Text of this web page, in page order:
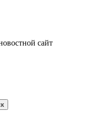
сайт